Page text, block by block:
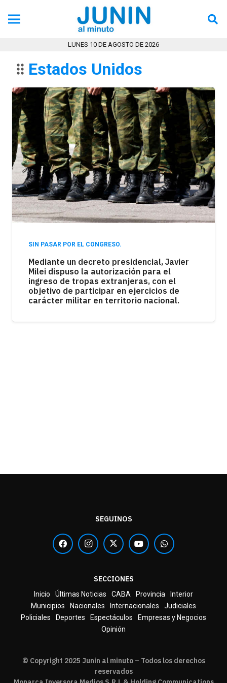
Tendencia
LUNES 10 DE AGOSTO DE 2026
drag_indicator Estados Unidos
SIN PASAR POR EL CONGRESO.
Mediante un decreto presidencial, Javier
Milei dispuso la autorización para el
ingreso de tropas extranjeras, con el
objetivo de participar en ejercicios de
carácter militar en territorio nacional.
SEGUINOS
SECCIONES
Inicio Últimas Noticias CABA Provincia
Interior
Municipios
Nacionales Internacionales
Judiciales
Policiales
Deportes Espectáculos
Empresas y Negocios
Opinión
© Copyright 2025 Junin al minuto – Todos los derechos
reservados